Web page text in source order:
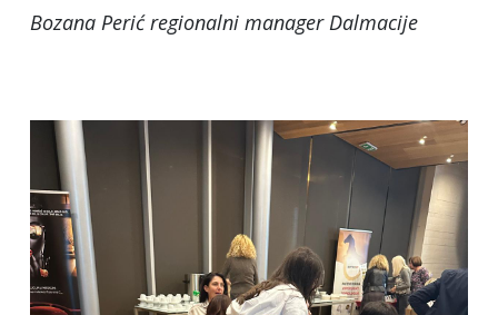
Bozana Perić regionalni manager Dalmacije